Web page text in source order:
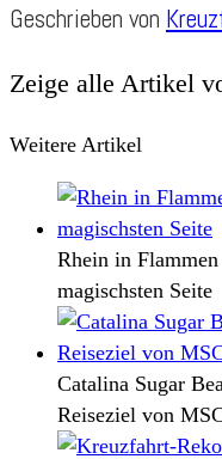
Geschrieben von
Zeige alle Artikel
Weitere Artikel
Rhein in
magischsten Seite
Catalina Sugar
Reiseziel von